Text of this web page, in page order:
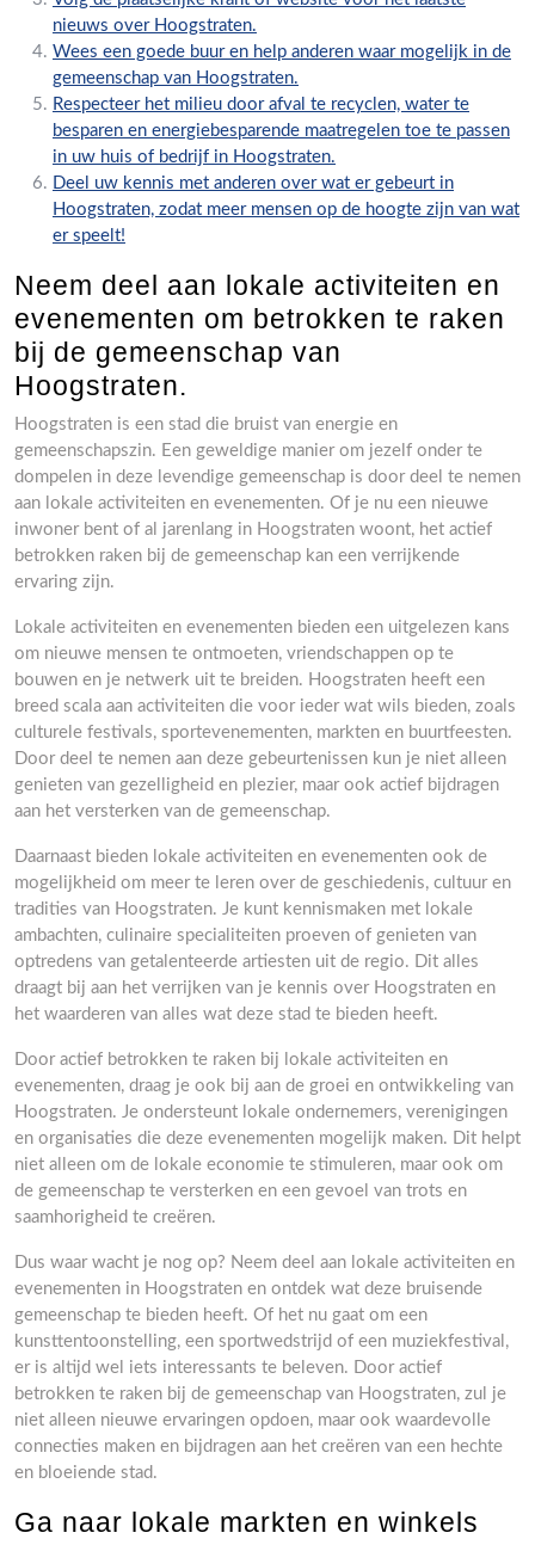
nieuws over Hoogstraten.
Wees een goede buur en help anderen waar mogelijk in de
gemeenschap van Hoogstraten.
Respecteer het milieu door afval te recyclen, water te
besparen en energiebesparende maatregelen toe te passen
in uw huis of bedrijf in Hoogstraten.
Deel uw kennis met anderen over wat er gebeurt in
Hoogstraten, zodat meer mensen op de hoogte zijn van wat
er speelt!
Neem deel aan lokale activiteiten en
evenementen om betrokken te raken
bij de gemeenschap van
Hoogstraten.
Hoogstraten is een stad die bruist van energie en
gemeenschapszin. Een geweldige manier om jezelf onder te
dompelen in deze levendige gemeenschap is door deel te nemen
aan lokale activiteiten en evenementen. Of je nu een nieuwe
inwoner bent of al jarenlang in Hoogstraten woont, het actief
betrokken raken bij de gemeenschap kan een verrijkende
ervaring zijn.
Lokale activiteiten en evenementen bieden een uitgelezen kans
om nieuwe mensen te ontmoeten, vriendschappen op te
bouwen en je netwerk uit te breiden. Hoogstraten heeft een
breed scala aan activiteiten die voor ieder wat wils bieden, zoals
culturele festivals, sportevenementen, markten en buurtfeesten.
Door deel te nemen aan deze gebeurtenissen kun je niet alleen
genieten van gezelligheid en plezier, maar ook actief bijdragen
aan het versterken van de gemeenschap.
Daarnaast bieden lokale activiteiten en evenementen ook de
mogelijkheid om meer te leren over de geschiedenis, cultuur en
tradities van Hoogstraten. Je kunt kennismaken met lokale
ambachten, culinaire specialiteiten proeven of genieten van
optredens van getalenteerde artiesten uit de regio. Dit alles
draagt bij aan het verrijken van je kennis over Hoogstraten en
het waarderen van alles wat deze stad te bieden heeft.
Door actief betrokken te raken bij lokale activiteiten en
evenementen, draag je ook bij aan de groei en ontwikkeling van
Hoogstraten. Je ondersteunt lokale ondernemers, verenigingen
en organisaties die deze evenementen mogelijk maken. Dit helpt
niet alleen om de lokale economie te stimuleren, maar ook om
de gemeenschap te versterken en een gevoel van trots en
saamhorigheid te creëren.
Dus waar wacht je nog op? Neem deel aan lokale activiteiten en
evenementen in Hoogstraten en ontdek wat deze bruisende
gemeenschap te bieden heeft. Of het nu gaat om een
kunsttentoonstelling, een sportwedstrijd of een muziekfestival,
er is altijd wel iets interessants te beleven. Door actief
betrokken te raken bij de gemeenschap van Hoogstraten, zul je
niet alleen nieuwe ervaringen opdoen, maar ook waardevolle
connecties maken en bijdragen aan het creëren van een hechte
en bloeiende stad.
Ga naar lokale markten en winkels